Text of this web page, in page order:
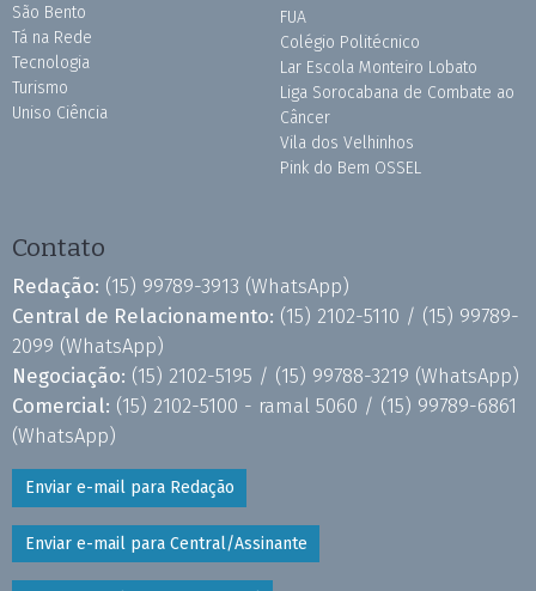
São Bento
Tá na Rede
Tecnologia
Turismo
Uniso Ciência
FUA
Colégio Politécnico
Lar Escola Monteiro Lobato
Liga Sorocabana de Combate ao
Câncer
Vila dos Velhinhos
Pink do Bem OSSEL
Contato
Redação: (15) 99789-3913 (WhatsApp)
Central de Relacionamento: (15) 2102-5110 / (15) 99789-
2099 (WhatsApp)
Negociação: (15) 2102-5195 / (15) 99788-3219 (WhatsApp)
Comercial: (15) 2102-5100 - ramal 5060 / (15) 99789-6861
(WhatsApp)
Enviar e-mail para Redação
Enviar e-mail para Central/Assinante